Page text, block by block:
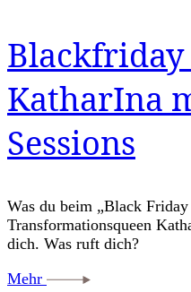
KatharIna
Sessions
Was du beim „Black
Transformationsqueen
dich. Was ruft dich?
Mehr